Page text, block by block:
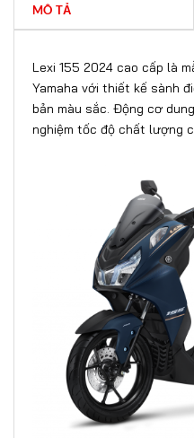
MÔ TẢ
Lexi 155 2024 cao cấp là
Yamaha với thiết kế sành
bản màu sắc. Động cơ
nghiệm tốc độ chất lượng